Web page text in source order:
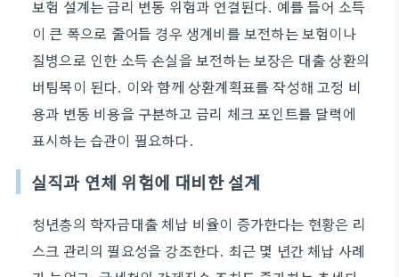
보험 설계는 금리 변동 위험과 연결된다. 예를 들어 소득
이 큰 폭으로 줄어들 경우 생계비를 보전하는 보험이나
질병으로 인한 소득 손실을 보전하는 보장은 대출 상환의
버팀목이 된다. 이와 함께 상환계획표를 작성해 고정 비
용과 변동 비용을 구분하고 금리 체크 포인트를 달력에
표시하는 습관이 필요하다.
실직과 연체 위험에 대비한 설계
청년층의 학자금대출 체납 비율이 증가한다는 현황은 리
스크 관리의 필요성을 강조한다. 최근 몇 년간 체납 사례